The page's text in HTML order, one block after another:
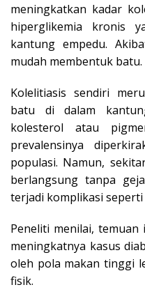
meningkatkan kadar
hiperglikemia kronis
kantung empedu.
mudah membentuk batu.
Kolelitiasis sendiri
batu di dalam
kolesterol atau
prevalensinya
populasi. Namun,
berlangsung tanpa
terjadi komplikasi seperti
Peneliti menilai,
meningkatnya kasus
oleh pola makan tinggi
fisik.